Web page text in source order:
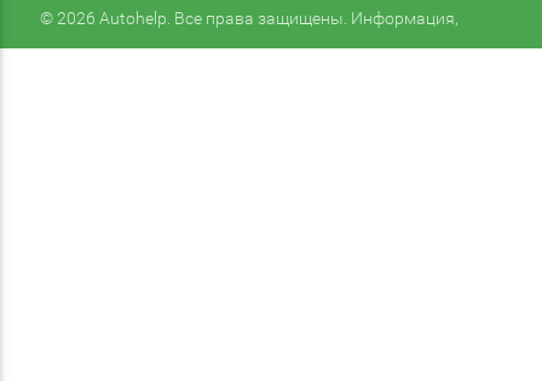
© 2026 Autohelp. Все права защищены. Информация,